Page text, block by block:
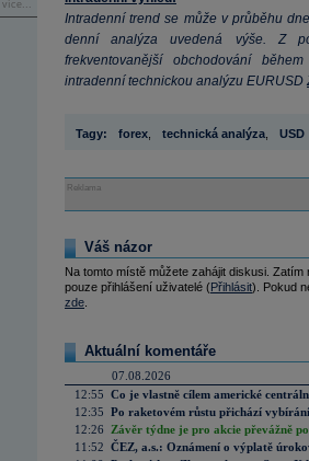
více...
Intradenní trend se může v průběhu
denní analýza uvedená výše. Z
frekventovanější obchodování
intradenní technickou analýzu EURUSD
Tagy: forex technická analýza USD
Reklama
Váš názor
Na tomto místě můžete zahájit diskusi.
pouze přihlášení uživatelé (Přihlásit). Pokud
zde
Aktuální komentáře
07.08.2026
12:55 Co je vlastně cílem americké
12:35 Po raketovém růstu přichází
12:26
Závěr týdne je pro akcie převážně
11:52 ČEZ, a.s.: Oznámení o výplatě